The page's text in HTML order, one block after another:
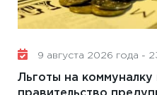
9 августа 2026 года -
Льготы на коммуналку